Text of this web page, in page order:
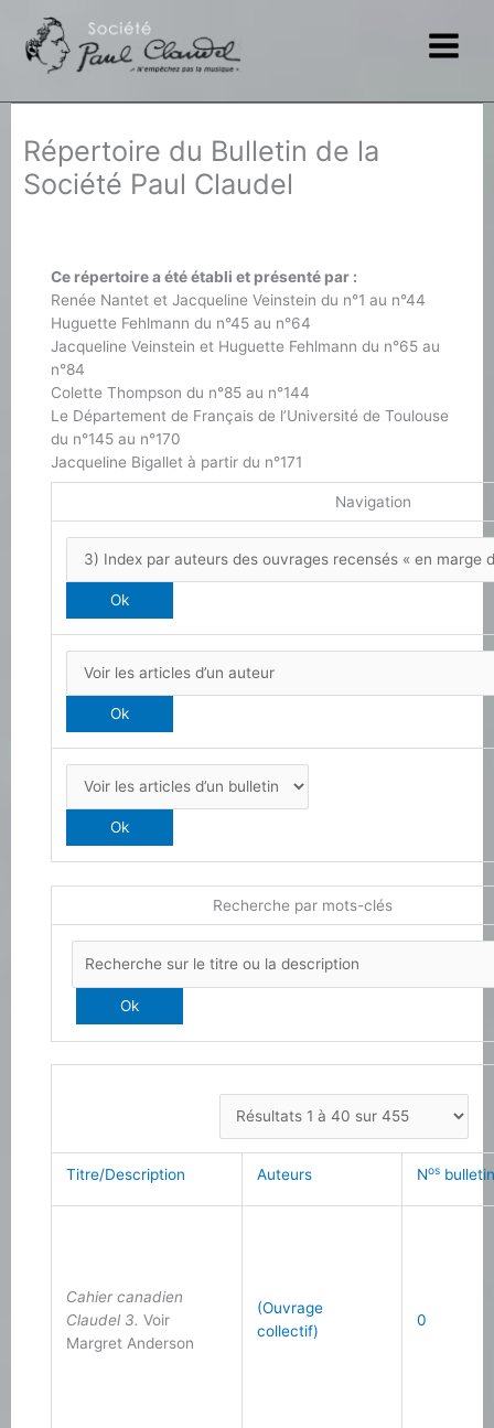
contenu
Répertoire du Bulletin de la
Société Paul Claudel
Ce répertoire a été établi et présenté par :
Renée Nantet et Jacqueline Veinstein du n°1 au n°44
Huguette Fehlmann du n°45 au n°64
Jacqueline Veinstein et Huguette Fehlmann du n°65 au
n°84
Colette Thompson du n°85 au n°144
Le Département de Français de l’Université de Toulouse
du n°145 au n°170
Jacqueline Bigallet à partir du n°171
Navigation
Recherche par mots-clés
Titre/Description Auteurs Nos
Cahier canadien
Claudel 3. Voir
Margret Anderson
(Ouvrage
collectif)
0